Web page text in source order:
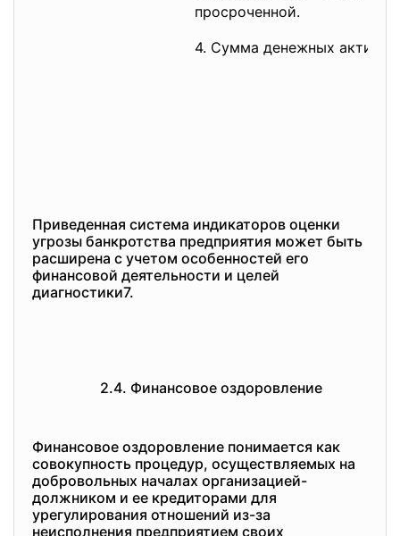
просроченной.
4. Сумма денежных активов
Приведенная система индикаторов оценки
угрозы банкротства предприятия может быть
расширена с учетом особенностей его
финансовой деятельности и целей
диагностики7.
2.4. Финансовое оздоровление
Финансовое оздоровление понимается как
совокупность процедур, осуществляемых на
добровольных началах организацией-
должником и ее кредиторами для
урегулирования отношений из-за
неисполнения предприятием своих